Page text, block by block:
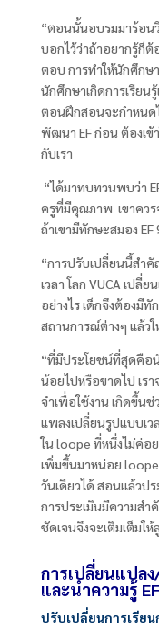
“ตอนนั้นอบรมมาร้อน
บอกไว้ว่าถ้าอยากรู้ก็ต้
ตอบ การทำให้นักศึกษา
นักศึกษาเกิดการเรียน
ตอนฝึกสอนจะกำหนด
พัฒนา EFก่อน ต้องเข้
กับเรา
“ได้มาทบทวนพบว่า
ครูที่มีคุณภาพ เขาคว
ถ้าเขามีทักษะสมอง EF
“การปรับเปลี่ยนนี้สำ
เวลา โลก VUCA เปลี่ย
อย่างไร เด็กจึงต้องมีทั
สถานการณ์ต่างๆ แล้ว
“ที่มีประโยชน์ที่สุดคือ
น้อยไปหรือขาดไป เร
จำเพื่อใช้งาน เกิดขึ้น
แพลงเปลี่ยนรูปแบบเว
ในloope ที่หนึ่งไม่ค่อ
เพิ่มขึ้นมาหน่อย loope
วันเดียวได้ สอนแล้วปร
การประเมินมีความสำ
ชัดเจนจึงจะเติมเต็มใ
การเปลี่ยนแปล
และนำความรู้ E
ปรับเปลี่ยนการเรีย